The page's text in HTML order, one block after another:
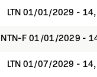
LTN 01/01/2029 -
NTN-F 01/01/2029 -
LTN 01/07/2029 -